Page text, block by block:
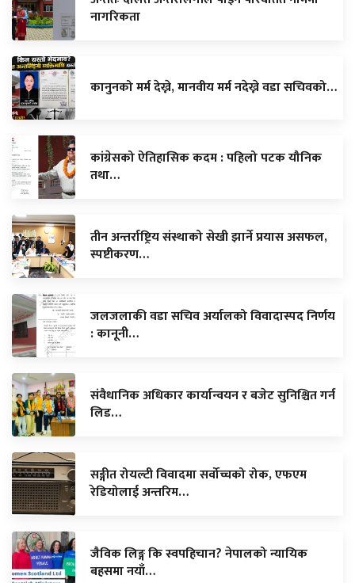
नागरिकता
कानुनको मर्म देख्ने, मानवीय मर्म नदेख्ने वडा सचिवको…
कांग्रेसको ऐतिहासिक कदम : पहिलो पटक यौनिक
तथा…
तीन अन्तर्राष्ट्रिय संस्थाको सेखी झार्ने प्रयास असफल,
स्पष्टीकरण…
जलजलाकी वडा सचिव अर्यालको विवादास्पद निर्णय
: कानूनी…
संवैधानिक अधिकार कार्यान्वयन र बजेट सुनिश्चित गर्न
लिड…
सङ्गीत रोयल्टी विवादमा सर्वोच्चको रोक, एफएम
रेडियोलाई अन्तरिम…
जैविक लिङ्ग कि स्वपहिचान? नेपालको न्यायिक
बहसमा नयाँ…